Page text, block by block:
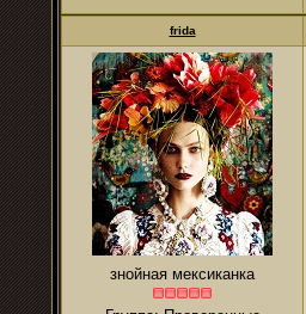
frida
знойная мексиканка